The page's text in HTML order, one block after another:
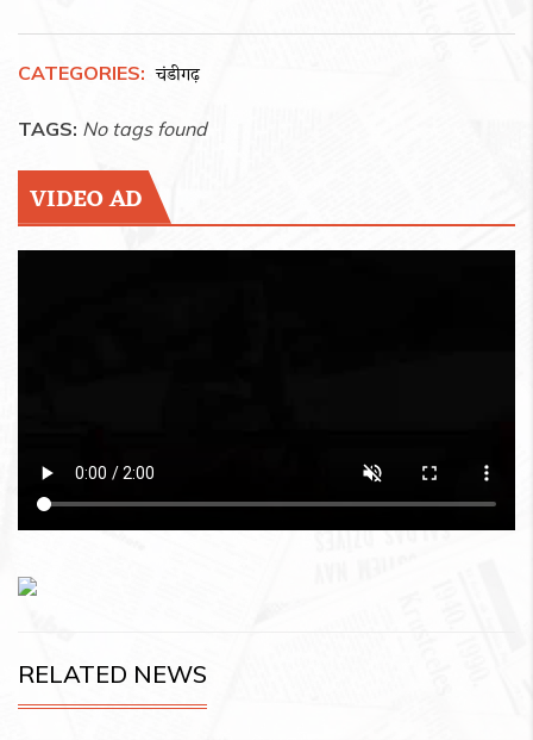
CATEGORIES: चंडीगढ़
TAGS: No tags found
VIDEO AD
RELATED NEWS